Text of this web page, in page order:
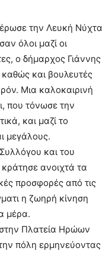
την Λευκή Νύχτα
όλοι μαζί οι
ο δήμαρχος Γιάννης
και βουλευτές
Μια καλοκαιρινή
που τόνωσε την
και μαζί το
μεγάλους.
και του
ανοιχτά τα
προσφορές από τις
η ζωηρή κίνηση
μέρα.
Πλατεία Ηρώων
πόλη ερμηνεύοντας